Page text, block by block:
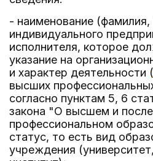
- наименование
индивидуального
исполнителя, которое
указание на
и характер деятельности (
высших
согласно пунктам 5, 6
закона "О высшем и
профессиональном
статус, то есть вид
учреждения